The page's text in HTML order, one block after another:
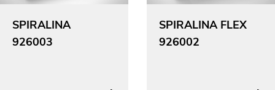
SPIRALINA
926003
SPIRALINA FLEX
926002